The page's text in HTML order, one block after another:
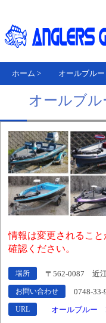
ホーム > オールブルー
オールブル
情報は変更されるこ
確認ください。
場所 〒562-0087 近
お問い合わせ 0748-33-
URL オールブルー